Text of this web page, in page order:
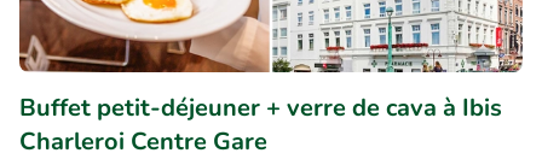
Buffet petit-déjeuner + verre de cava à Ibis
Charleroi Centre Gare